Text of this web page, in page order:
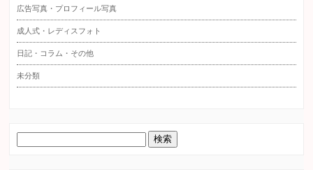
広告写真・プロフィール写真
成人式・レディスフォト
日記・コラム・その他
未分類